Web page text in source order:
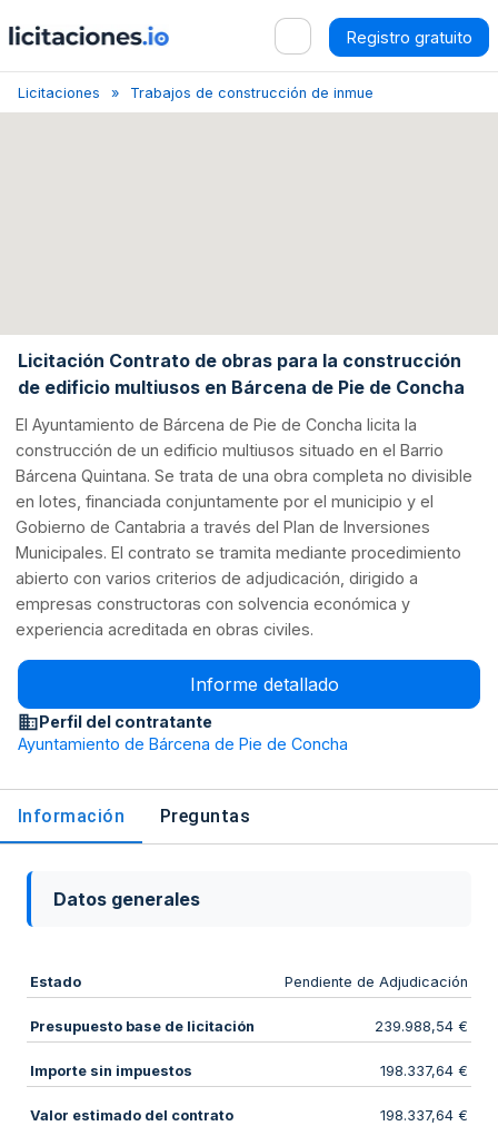
Registro gratuito
Licitaciones Trabajos de construcción de inmuebles de
Licitación Contrato de obras para la construcción
de edificio multiusos en Bárcena de Pie de Concha
El Ayuntamiento de Bárcena de Pie de Concha licita la
construcción de un edificio multiusos situado en el Barrio
Bárcena Quintana. Se trata de una obra completa no divisible
en lotes, financiada conjuntamente por el municipio y el
Gobierno de Cantabria a través del Plan de Inversiones
Municipales. El contrato se tramita mediante procedimiento
abierto con varios criterios de adjudicación, dirigido a
empresas constructoras con solvencia económica y
experiencia acreditada en obras civiles.
Informe detallado
Perfil del contratante
Ayuntamiento de Bárcena de Pie de Concha
Información Preguntas
Datos generales
Estado Pendiente de Adjudicación
Presupuesto base de licitación 239.988,54 €
Importe sin impuestos 198.337,64 €
Valor estimado del contrato 198.337,64 €